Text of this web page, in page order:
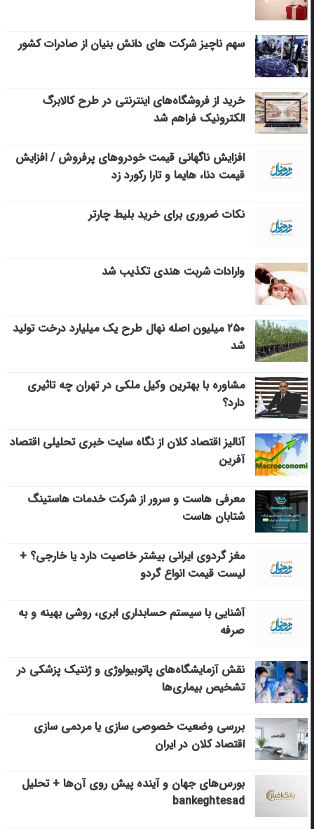
سهم ناچیز شرکت های دانش بنیان از صادرات کشور
خرید از فروشگاه‌های اینترنتی در طرح کالابرگ
الکترونیک فراهم شد
افزایش ناگهانی قیمت خودروهای پرفروش / افزایش
قیمت دنا، هایما و تارا رکورد زد
نکات ضروری برای خرید بلیط چارتر
وارادات شربت هندی تکذیب شد
۲۵۰ میلیون اصله نهال طرح یک میلیارد درخت تولید
شد
مشاوره با بهترین وکیل ملکی در تهران چه تاثیری
دارد؟
آنالیز اقتصاد کلان از نگاه سایت خبری تحلیلی اقتصاد
آفرین
معرفی هاست و سرور از شرکت خدمات هاستینگ
شتابان هاست
مغز گردوی ایرانی بیشتر خاصیت دارد یا خارجی؟ +
لیست قیمت انواع گردو
آشنایی با سیستم حسابداری ابری، روشی بهینه و به
صرفه
نقش آزمایشگاه‌های پاتوبیولوژی و ژنتیک پزشکی در
تشخیص بیماری‌ها
بررسی وضعیت خصوصی سازی یا مردمی سازی
اقتصاد کلان در ایران
بورس‌های جهان و آینده پیش روی آن‌ها + تحلیل
bankeghtesad